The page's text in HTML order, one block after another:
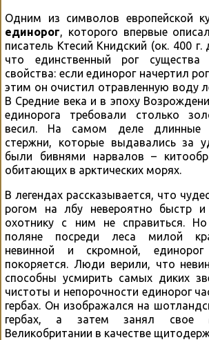
Одним из символов европейской
единорог, которого впервые
писатель Ктесий Книдский (ок. 400 г.
что единственный рог существа
свойства: если единорог начертил
этим он очистил отравленную воду
В Средние века и в эпоху
единорога требовали столько
весил. На самом деле длинные
стержни, которые выдавались за
были бивнями нарвалов –
обитающих в арктических морях.
В легендах рассказывается, что
рогом на лбу невероятно быстр и
охотнику с ним не справиться.
поляне посреди леса милой
невинной и скромной,
покоряется. Люди верили, что
способны усмирить самых диких
чистоты и непорочности единорог
гербах. Он изображался на
гербах, а затем занял свое
Великобритании в качестве